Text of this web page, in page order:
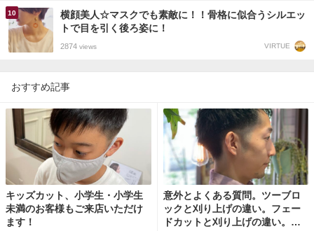
横顔美人☆マスクでも素敵に！！骨格に似合うシルエッ
トで目を引く後ろ姿に！
2874 views VIRTUE
おすすめ記事
キッズカット、小学生・小学生
未満のお客様もご来店いただけ
ます！
意外とよくある質問。ツーブロ
ックと刈り上げの違い。フェー
ドカットと刈り上げの違い。イ